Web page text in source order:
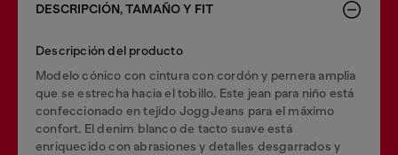
DESCRIPCIÓN, TAMAÑO Y FIT
Descripción del producto
Modelo cónico con cintura con cordón y pernera amplia
que se estrecha hacia el tobillo. Este jean para niño está
confeccionado en tejido JoggJeans para el máximo
confort. El denim blanco de tacto suave está
enriquecido con abrasiones y detalles desgarrados y